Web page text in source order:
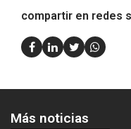
compartir en redes
Más noticias